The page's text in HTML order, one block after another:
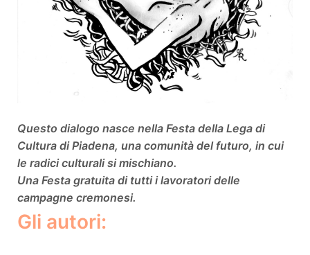
Questo dialogo nasce nella Festa della Lega di
Cultura di Piadena, una comunità del futuro, in cui
le radici culturali si mischiano.
Una Festa gratuita di tutti i lavoratori delle
campagne cremonesi.
Gli autori: